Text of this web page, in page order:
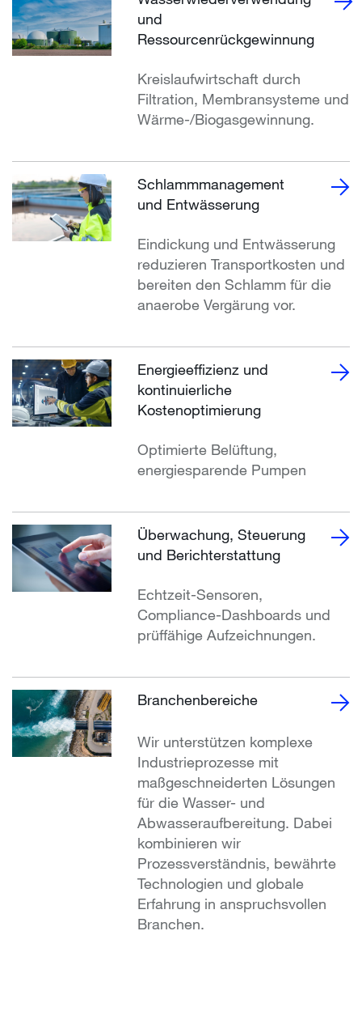
und
Ressourcenrückgewinnung
Kreislaufwirtschaft durch
Filtration, Membransysteme und
Wärme-/Biogasgewinnung.
Schlammmanagement
und Entwässerung
Eindickung und Entwässerung
reduzieren Transportkosten und
bereiten den Schlamm für die
anaerobe Vergärung vor.
Energieeffizienz und
kontinuierliche
Kostenoptimierung
Optimierte Belüftung,
energiesparende Pumpen
Überwachung, Steuerung
und Berichterstattung
Echtzeit-Sensoren,
Compliance-Dashboards und
prüffähige Aufzeichnungen.
Branchenbereiche
Wir unterstützen komplexe
Industrieprozesse mit
maßgeschneiderten Lösungen
für die Wasser- und
Abwasseraufbereitung. Dabei
kombinieren wir
Prozessverständnis, bewährte
Technologien und globale
Erfahrung in anspruchsvollen
Branchen.